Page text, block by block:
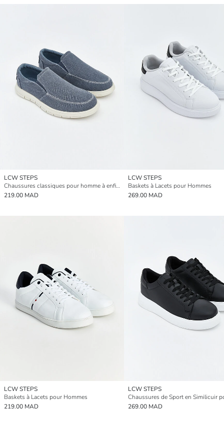
LCW STEPS
Chaussures classiques pour homme à enfiler
219.00 MAD
LCW STEPS
Baskets à Lacets pour Hommes
269.00 MAD
LCW STEPS
Baskets à Lacets pour Hommes
219.00 MAD
LCW STEPS
269.00 MAD